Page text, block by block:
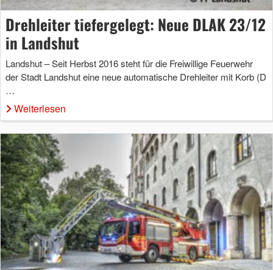
Drehleiter tiefergelegt: Neue DLAK 23/12
in Landshut
Landshut – Seit Herbst 2016 steht für die Freiwillige Feuerwehr
der Stadt Landshut eine neue automatische Drehleiter mit Korb (D
…
Weiterlesen